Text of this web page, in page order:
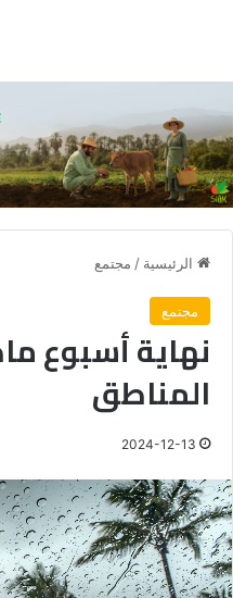
الرئيسية / مجتمع
مجتمع
نهاية أسبوع
المناطق
2024-12-13